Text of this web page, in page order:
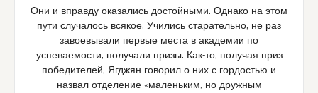
Они и вправду оказались достойными. Однако на этом
пути случалось всякое. Учились старательно, не раз
завоевывали первые места в академии по
успеваемости, получали призы. Как-то, получая приз
победителей, Ягджян говорил о них с гордостью и
назвал отделение «маленьким, но дружным